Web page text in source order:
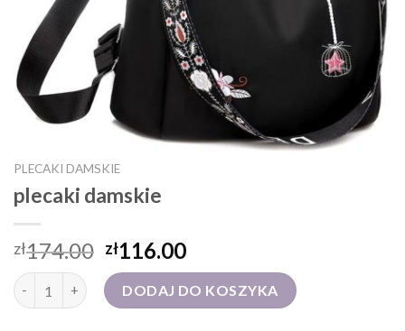
PLECAKI DAMSKIE
plecaki damskie
zł174.00 zł116.00
ilość plecaki damskieDODAJ DO KOSZYKA